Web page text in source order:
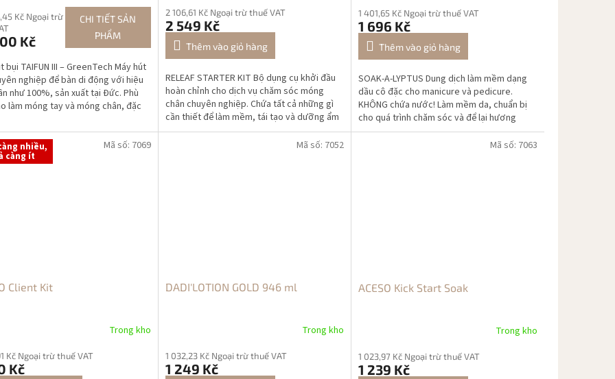
Kč Ngoại trừ
Kč
CHI TIẾT SẢN
PHẨM
bụi TAIFUN III – GreenTech Máy hút
nghiệp để bàn di động với hiệu
như 100%, sản xuất tại Đức. Phù
làm móng tay và móng chân, đặc
2 106,61 Kč Ngoại trừ thuế VAT
2 549 Kč
Thêm vào giỏ hàng
RELEAF STARTER KIT Bộ dụng cụ khởi đầu
hoàn chỉnh cho dịch vụ chăm sóc móng
chân chuyên nghiệp. Chứa tất cả những gì
cần thiết để làm mềm, tái tạo và dưỡng ẩm
bàn chân, kết...
1 401,65 Kč Ngoại trừ thuế VAT
1 696 Kč
Thêm vào giỏ hàng
SOAK-A-LYPTUS Dung dịch làm mềm dạng
dầu cô đặc cho manicure và pedicure.
KHÔNG chứa nước! Làm mềm da, chuẩn bị
cho quá trình chăm sóc và để lại hương
thơm bạch đàn tươi mát.
nhiều,
càng ít
Client Kit
Trong kho
Kč Ngoại trừ thuế VAT
Kč
Mã số: 7069
DADI'LOTION GOLD 946 ml
Trong kho
1 032,23 Kč Ngoại trừ thuế VAT
1 249 Kč
Mã số: 7052
ACESO Kick Start Soak
Trong kho
1 023,97 Kč Ngoại trừ thuế VAT
1 239 Kč
Mã số: 7063